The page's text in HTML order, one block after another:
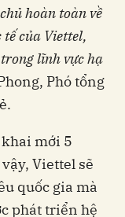
hoàn toàn về
tế của Viettel,
lĩnh vực hạ
Phó tổng
mới 5
Viettel sẽ
quốc gia mà
phát triển hệ